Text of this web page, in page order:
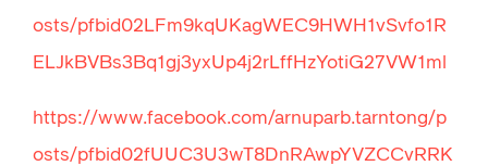
osts/pfbid02LFm9kqUKagWEC9HWH1vSvfo1R
ELJkBVBs3Bq1gj3yxUp4j2rLffHzYotiG27VW1ml
https://www.facebook.com/arnuparb.tarntong/p
osts/pfbid02fUUC3U3wT8DnRAwpYVZCCvRRK